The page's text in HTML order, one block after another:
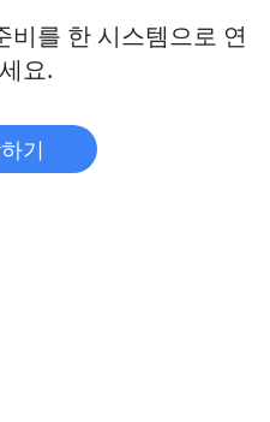
비를 한 시스템으로 연
요.
기